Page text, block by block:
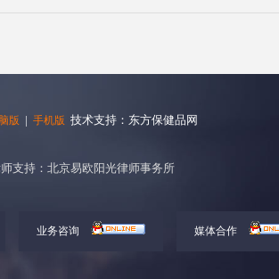
版 | 手机版 技术支持：东方保健品网
支持：北京易欧阳光律师事务所
业务咨询 媒体合作